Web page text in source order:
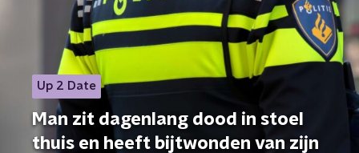
Up 2 Date
Man zit dagenlang dood in stoel
thuis en heeft bijtwonden van zijn